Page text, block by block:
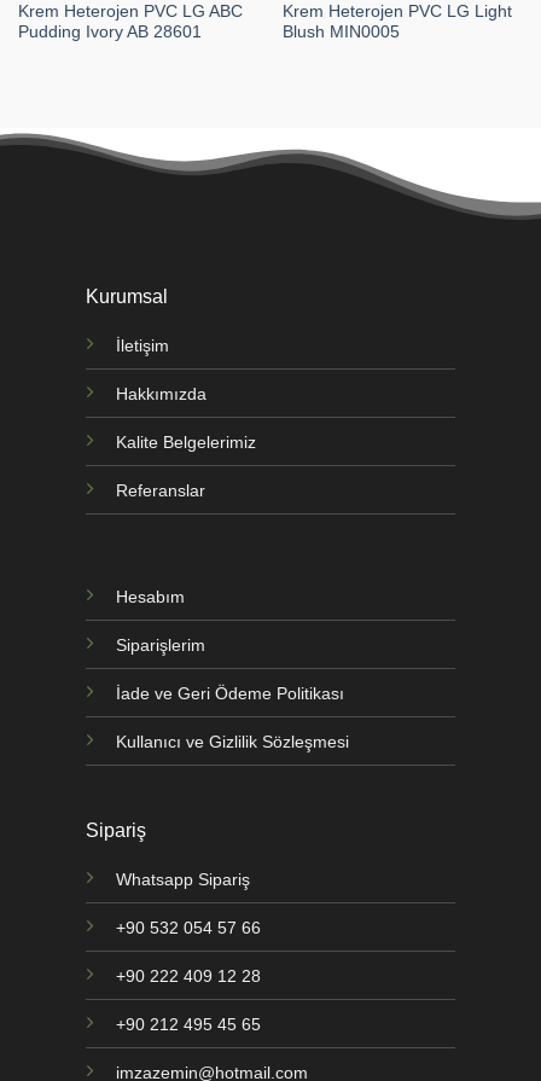
Krem Heterojen PVC LG ABC
Pudding Ivory AB 28601
Krem Heterojen PVC LG Light
Blush MIN0005
Kurumsal
İletişim
Hakkımızda
Kalite Belgelerimiz
Referanslar
Hesabım
Siparişlerim
İade ve Geri Ödeme Politikası
Kullanıcı ve Gizlilik Sözleşmesi
Sipariş
Whatsapp Sipariş
+90 532 054 57 66
+90 222 409 12 28
+90 212 495 45 65
imzazemin@hotmail.com